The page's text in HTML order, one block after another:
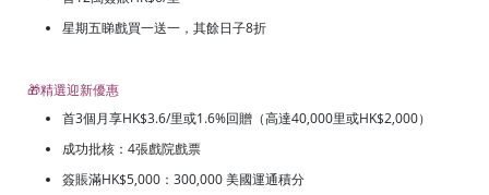
星期五睇戲買一送一，其餘日子8折
🎁精選迎新優惠
首3個月享HK$3.6/里或1.6%回贈（高達40,000里或HK$2,000）
成功批核：4張戲院戲票
簽賬滿HK$5,000：300,000 美國運通積分